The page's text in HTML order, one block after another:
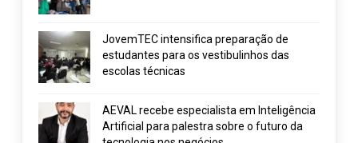
JovemTEC intensifica preparação de
estudantes para os vestibulinhos das
escolas técnicas
AEVAL recebe especialista em Inteligência
Artificial para palestra sobre o futuro da